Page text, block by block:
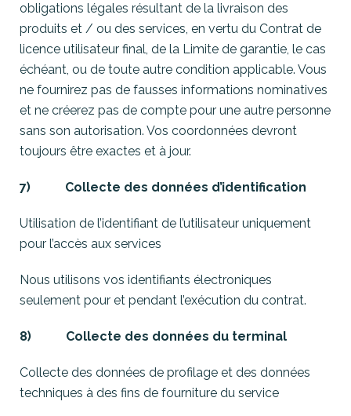
obligations légales résultant de la livraison des
produits et / ou des services, en vertu du Contrat de
licence utilisateur final, de la Limite de garantie, le cas
échéant, ou de toute autre condition applicable. Vous
ne fournirez pas de fausses informations nominatives
et ne créerez pas de compte pour une autre personne
sans son autorisation. Vos coordonnées devront
toujours être exactes et à jour.
7) Collecte des données d’identification
Utilisation de l’identifiant de l’utilisateur uniquement
pour l’accès aux services
Nous utilisons vos identifiants électroniques
seulement pour et pendant l’exécution du contrat.
8) Collecte des données du terminal
Collecte des données de profilage et des données
techniques à des fins de fourniture du service